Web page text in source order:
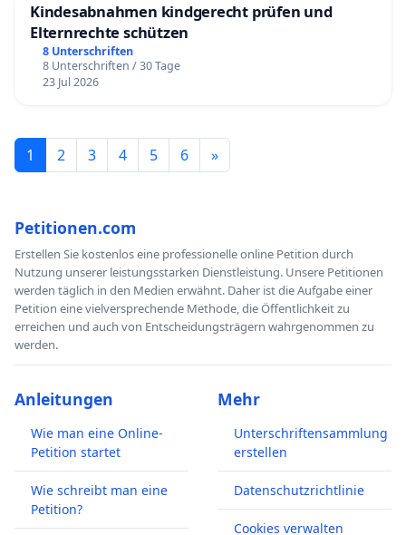
Kindesabnahmen kindgerecht prüfen und
Elternrechte schützen
8 Unterschriften
8 Unterschriften / 30 Tage
23 Jul 2026
1 2 3 4 5 6 »
Petitionen.com
Erstellen Sie kostenlos eine professionelle online Petition durch
Nutzung unserer leistungsstarken Dienstleistung. Unsere Petitionen
werden täglich in den Medien erwähnt. Daher ist die Aufgabe einer
Petition eine vielversprechende Methode, die Öffentlichkeit zu
erreichen und auch von Entscheidungsträgern wahrgenommen zu
werden.
Anleitungen
Wie man eine Online-
Petition startet
Wie schreibt man eine
Petition?
Mehr
Unterschriftensammlung
erstellen
Datenschutzrichtlinie
Cookies verwalten